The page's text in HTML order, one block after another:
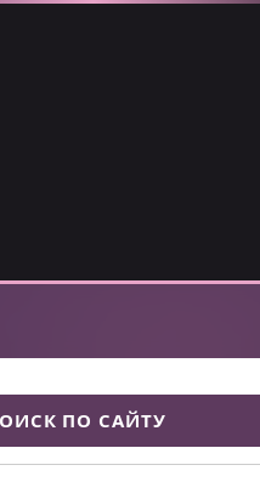
ПО САЙТУ